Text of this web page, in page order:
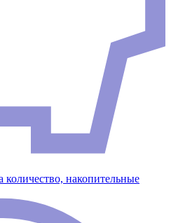
накопительные